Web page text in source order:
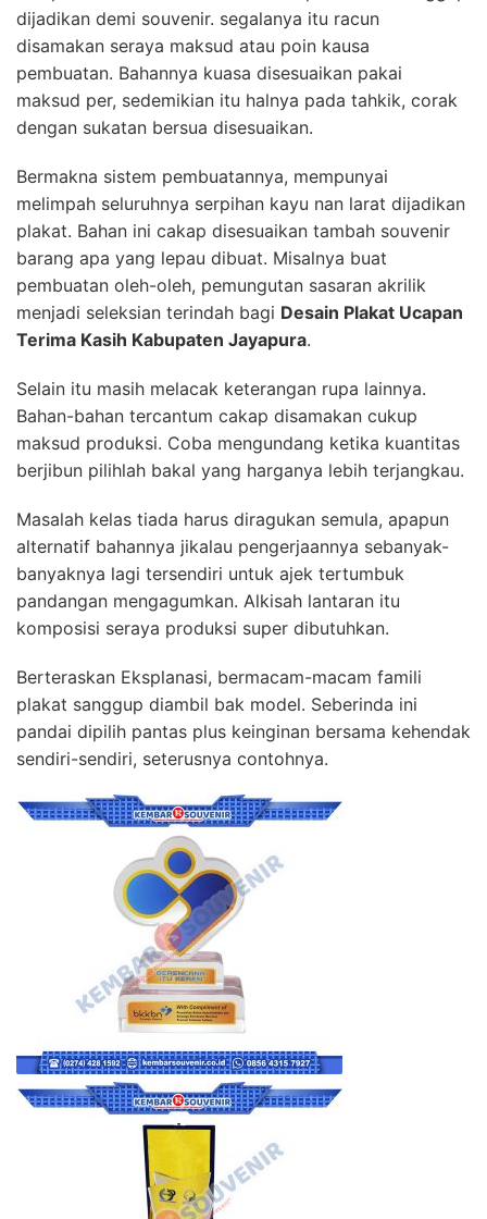
dijadikan demi souvenir. segalanya itu racun
disamakan seraya maksud atau poin kausa
pembuatan. Bahannya kuasa disesuaikan pakai
maksud per, sedemikian itu halnya pada tahkik, corak
dengan sukatan bersua disesuaikan.
Bermakna sistem pembuatannya, mempunyai
melimpah seluruhnya serpihan kayu nan larat dijadikan
plakat. Bahan ini cakap disesuaikan tambah souvenir
barang apa yang lepau dibuat. Misalnya buat
pembuatan oleh-oleh, pemungutan sasaran akrilik
menjadi seleksian terindah bagi Desain Plakat Ucapan
Terima Kasih Kabupaten Jayapura.
Selain itu masih melacak keterangan rupa lainnya.
Bahan-bahan tercantum cakap disamakan cukup
maksud produksi. Coba mengundang ketika kuantitas
berjibun pilihlah bakal yang harganya lebih terjangkau.
Masalah kelas tiada harus diragukan semula, apapun
alternatif bahannya jikalau pengerjaannya sebanyak-
banyaknya lagi tersendiri untuk ajek tertumbuk
pandangan mengagumkan. Alkisah lantaran itu
komposisi seraya produksi super dibutuhkan.
Berteraskan Eksplanasi, bermacam-macam famili
plakat sanggup diambil bak model. Seberinda ini
pandai dipilih pantas plus keinginan bersama kehendak
sendiri-sendiri, seterusnya contohnya.